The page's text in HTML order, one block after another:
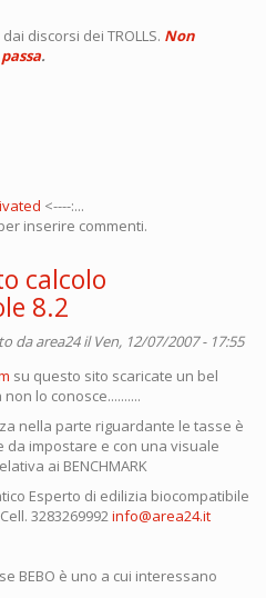
discorsi dei TROLLS. Non
.
<----:...
inserire commenti.
calcolo
8.2
daarea24il Ven, 12/07/2007 - 17:55
su questo sito scaricate un bel
lo conosce..........
nella parte riguardante le tasse è
da impostare e con una visuale
ai BENCHMARK
Esperto di edilizia biocompatibile
Cell. 3283269992 info@area24.it
BEBO è uno a cui interessano